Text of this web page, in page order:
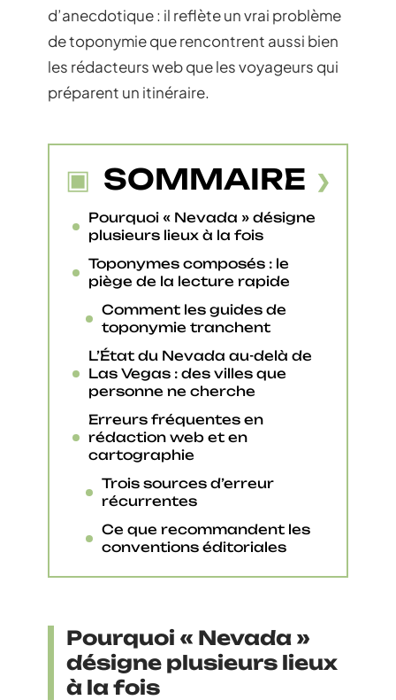
d’anecdotique : il reflète un vrai problème
de toponymie que rencontrent aussi bien
les rédacteurs web que les voyageurs qui
préparent un itinéraire.
SOMMAIRE
Pourquoi « Nevada » désigne
plusieurs lieux à la fois
Toponymes composés : le
piège de la lecture rapide
Comment les guides de
toponymie tranchent
L’État du Nevada au-delà de
Las Vegas : des villes que
personne ne cherche
Erreurs fréquentes en
rédaction web et en
cartographie
Trois sources d’erreur
récurrentes
Ce que recommandent les
conventions éditoriales
Pourquoi « Nevada »
désigne plusieurs lieux
à la fois